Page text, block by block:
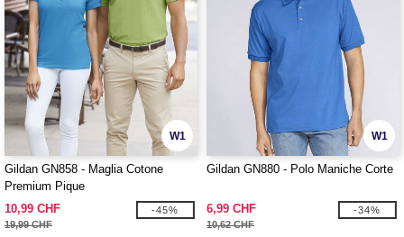
W1
Gildan GN858 - Maglia Cotone
Premium Pique
10,99 CHF
19,99 CHF
-45%
W1
Gildan GN880 - Polo Maniche Corte
6,99 CHF
10,62 CHF
-34%